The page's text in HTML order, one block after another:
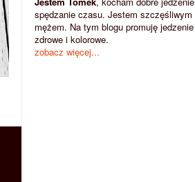
spędzanie czasu. Jestem szczęśliwym
mężem. Na tym blogu promuję
zdrowe i kolorowe.
zobacz więcej...